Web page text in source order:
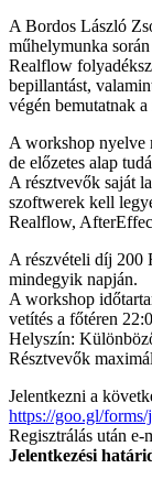
A Bordos László
műhelymunka
Realflow
bepillantást,
végén bemutatnak
A workshop nyelve
de előzetes alap
A résztvevők saját
szoftwerek kell
Realflow,
A részvételi díj 200
mindegyik napján.
A workshop
vetítés a főtéren
Helyszín:
Résztvevők
Jelentkezni a
https://goo.gl/
Regisztrálás után
Jelentkezési